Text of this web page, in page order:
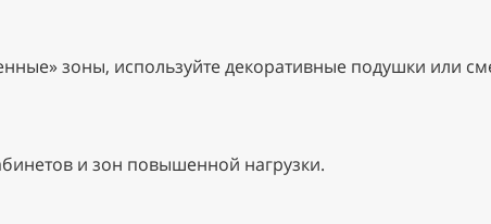
зоны, используйте декоративные подушки или
и зон повышенной нагрузки.